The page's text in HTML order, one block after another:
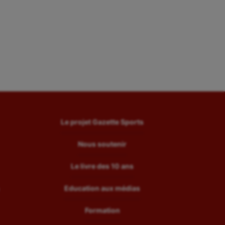
Le projet Gazette Sports
Nous soutenir
Le livre des 10 ans
Education aux médias
Formation